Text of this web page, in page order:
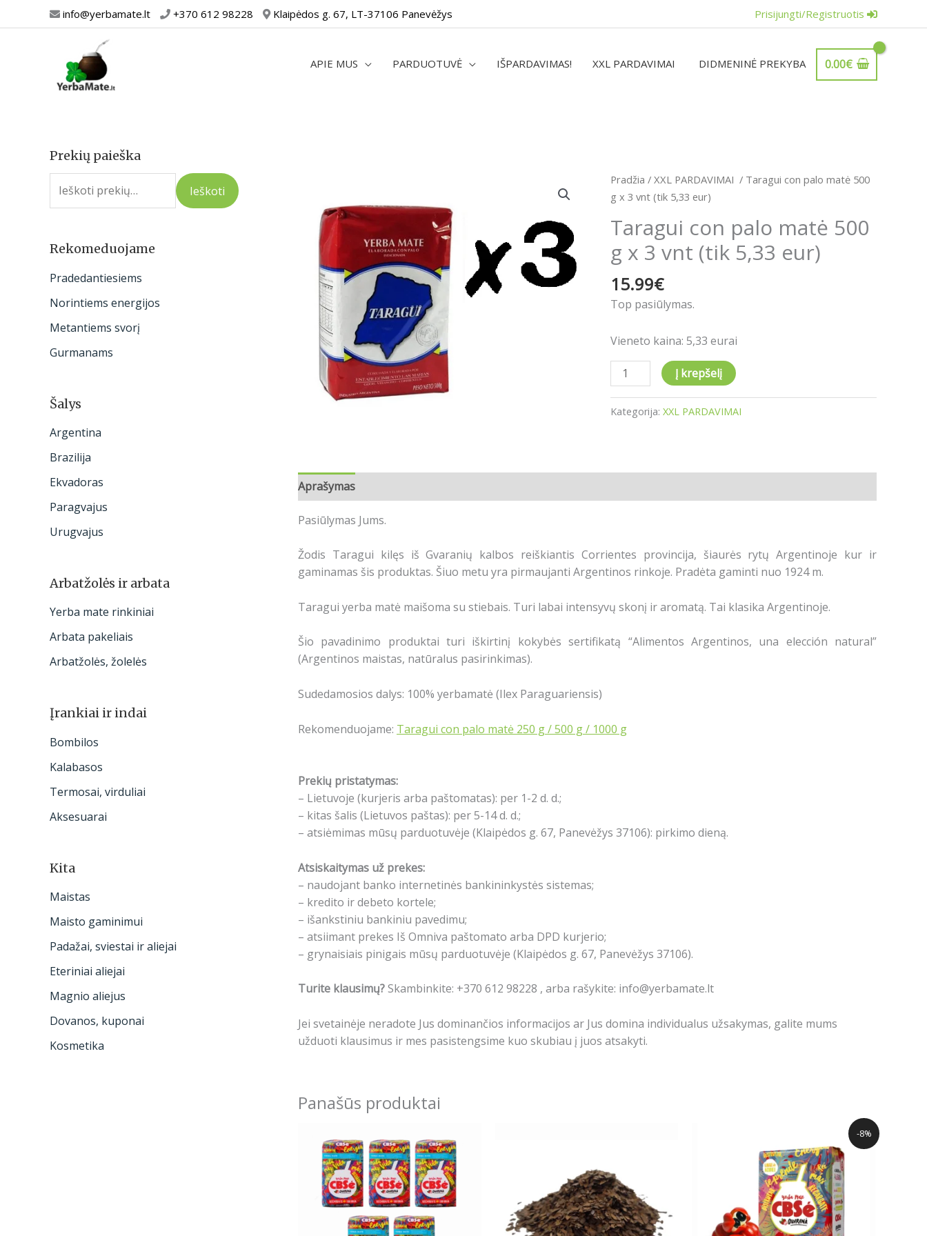
prie
info@yerbamate.lt +370 612 98228 Klaipėdos g. 67, LT-37106 Panevėžys Prisijungti/Registruotis
APIE MUS PARDUOTUVĖ IŠPARDAVIMAS! XXL PARDAVIMAI DIDMENINĖ PREKYBA 0.00€
Prekių paieška
I
e
o
:
Ieškoti
Rekomeduojame
Pradedantiesiems
Norintiems energijos
Metantiems svorį
Gurmanams
Šalys
Argentina
Brazilija
Ekvadoras
Paragvajus
Urugvajus
Arbatžolės ir arbata
Yerba mate rinkiniai
Arbata pakeliais
Arbatžolės, žolelės
Įrankiai ir indai
Bombilos
Kalabasos
Termosai, virduliai
Aksesuarai
Kita
Maistas
Maisto gaminimui
Padažai, sviestai ir aliejai
Eteriniai aliejai
Magnio aliejus
Dovanos, kuponai
Kosmetika
Pradžia /XXL PARDAVIMAI / Taragui con palo matė 500
g x 3 vnt (tik 5,33 eur)
Taragui con palo matė 500
g x 3 vnt (tik 5,33 eur)
15.99€
Top pasiūlymas.
Vieneto kaina: 5,33 eurai
produkto
kiekis:
con
palo
matė
500
g
3
(tik
5,33
eur)
Į krepšelį
Kategorija:XXL PARDAVIMAI
Aprašymas
Pasiūlymas Jums.
Žodis Taragui kilęs iš Gvaranių kalbos reiškiantis Corrientes provincija, šiaurės rytų Argentinoje kur ir
gaminamas šis produktas. Šiuo metu yra pirmaujanti Argentinos rinkoje. Pradėta gaminti nuo 1924 m.
Taragui yerba matė maišoma su stiebais. Turi labai intensyvų skonį ir aromatą. Tai klasika Argentinoje.
Šio pavadinimo produktai turi iškirtinį kokybės sertifikatą “Alimentos Argentinos, una elección natural”
(Argentinos maistas, natūralus pasirinkimas).
Sudedamosios dalys: 100% yerbamatė (Ilex Paraguariensis)
Rekomenduojame: Taragui con palo matė 250 g / 500 g / 1000 g
Prekių pristatymas:
– Lietuvoje (kurjeris arba paštomatas): per 1-2 d. d.;
– kitas šalis (Lietuvos paštas): per 5-14 d. d.;
– atsiėmimas mūsų parduotuvėje (Klaipėdos g. 67, Panevėžys 37106): pirkimo dieną.
Atsiskaitymas už prekes:
– naudojant banko internetinės bankininkystės sistemas;
– kredito ir debeto kortele;
– išankstiniu bankiniu pavedimu;
– atsiimant prekes Iš Omniva paštomato arba DPD kurjerio;
– grynaisiais pinigais mūsų parduotuvėje (Klaipėdos g. 67, Panevėžys 37106).
Turite klausimų?Skambinkite: +370 612 98228 , arba rašykite: info@yerbamate.lt
Jei svetainėje neradote Jus dominančios informacijos ar Jus domina individualus užsakymas, galite mums
užduoti klausimus ir mes pasistengsime kuo skubiau į juos atsakyti.
Panašūs produktai
-8%
was:
13.58€.
Current
is:
12.47€.